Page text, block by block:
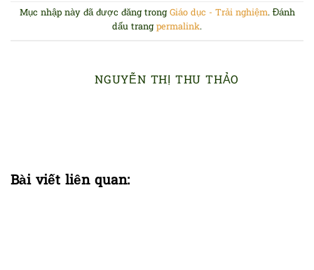
Mục nhập này đã được đăng trong Giáo dục - Trải nghiệm. Đánh
dấu trang permalink.
NGUYỄN THỊ THU THẢO
Bài viết liên quan: